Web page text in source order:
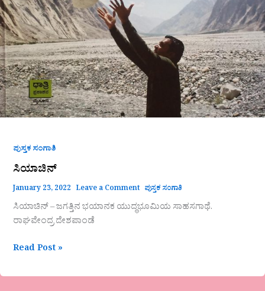
ಪುಸ್ತಕ ಸಂಗಾತಿ
ಸಿಯಾಚಿನ್
January 23, 2022 Leave a Comment ಪುಸ್ತಕ ಸಂಗಾತಿ
ಸಿಯಾಚಿನ್ – ಜಗತ್ತಿನ ಭಯಾನಕ ಯುದ್ಧಭೂಮಿಯ ಸಾಹಸಗಾಥೆ.
ರಾಘವೇಂದ್ರ ದೇಶಪಾಂಡೆ
Read Post »